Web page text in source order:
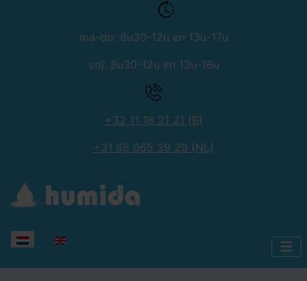
ma-do: 8u30-12u en 13u-17u
vrij: 8u30-12u en 13u-16u
+32 11 18 21 21 (B)
+31 85 065 39 29 (NL)
Selecteer de taal